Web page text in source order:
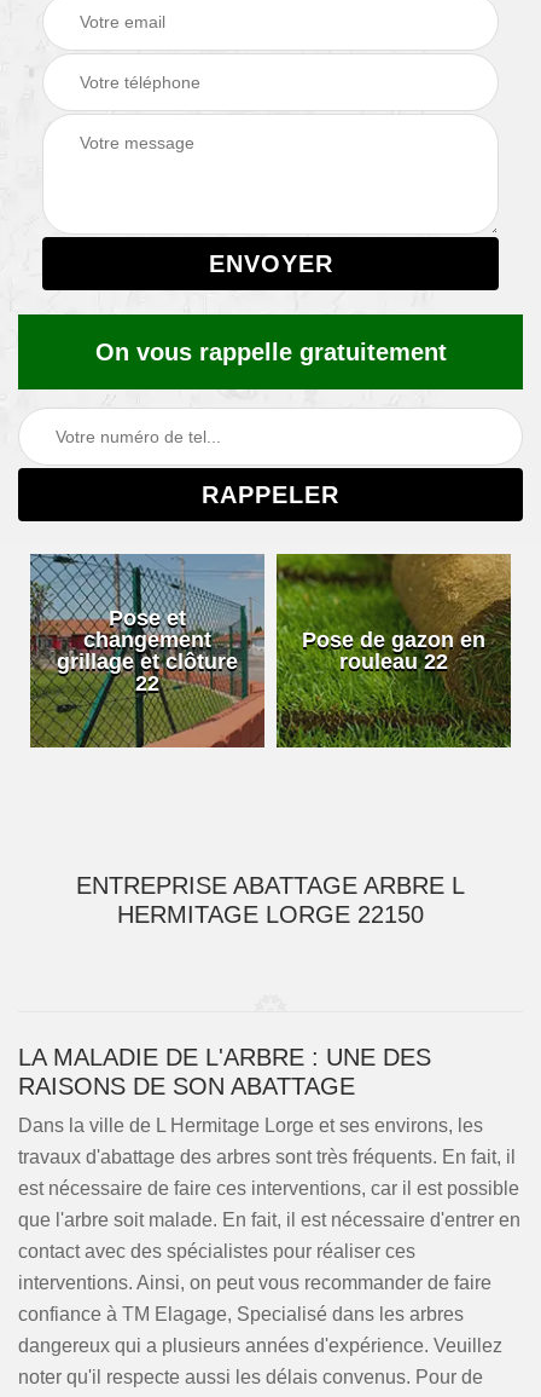
On vous rappelle gratuitement
Pose et
changement
grillage et clôture
22
Pose de gazon en
rouleau 22
ENTREPRISE ABATTAGE ARBRE L
HERMITAGE LORGE 22150
LA MALADIE DE L'ARBRE : UNE DES
RAISONS DE SON ABATTAGE
Dans la ville de L Hermitage Lorge et ses environs, les
travaux d'abattage des arbres sont très fréquents. En fait, il
est nécessaire de faire ces interventions, car il est possible
que l'arbre soit malade. En fait, il est nécessaire d'entrer en
contact avec des spécialistes pour réaliser ces
interventions. Ainsi, on peut vous recommander de faire
confiance à TM Elagage, Specialisé dans les arbres
dangereux qui a plusieurs années d'expérience. Veuillez
noter qu'il respecte aussi les délais convenus. Pour de